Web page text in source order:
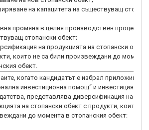
на капацитета на съществуващ
промяна в целия производствен процес на
стопански обект;
на продукцията на стопански обект
които не са били произвеждани до
обект.
когато кандидатът е избрал приложим
инвестиционна помощ“ и инвестицията,
представлява диверсификация на
на стопански обект с продукти, които не
до момента в стопанския обект: